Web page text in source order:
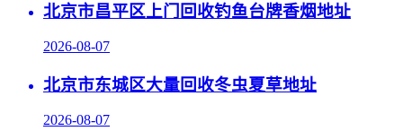
北京市昌平区上门回收钓鱼台牌香烟地址
2026-08-07
北京市东城区大量回收冬虫夏草地址
2026-08-07